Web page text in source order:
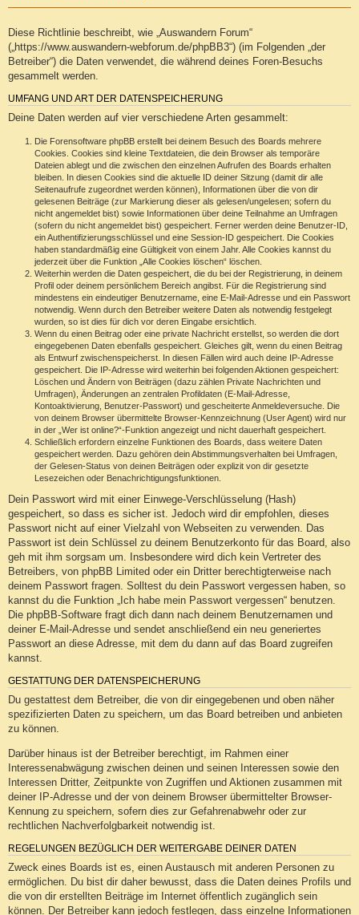
Diese Richtlinie beschreibt, wie „Auswandern Forum“
(„https://www.auswandern-webforum.de/phpBB3“) (im Folgenden „der
Betreiber“) die Daten verwendet, die während deines Foren-Besuchs
gesammelt werden.
UMFANG UND ART DER DATENSPEICHERUNG
Deine Daten werden auf vier verschiedene Arten gesammelt:
Die Forensoftware phpBB erstellt bei deinem Besuch des Boards mehrere
Cookies. Cookies sind kleine Textdateien, die dein Browser als temporäre
Dateien ablegt und die zwischen den einzelnen Aufrufen des Boards erhalten
bleiben. In diesen Cookies sind die aktuelle ID deiner Sitzung (damit dir alle
Seitenaufrufe zugeordnet werden können), Informationen über die von dir
gelesenen Beiträge (zur Markierung dieser als gelesen/ungelesen; sofern du
nicht angemeldet bist) sowie Informationen über deine Teilnahme an Umfragen
(sofern du nicht angemeldet bist) gespeichert. Ferner werden deine Benutzer-ID,
ein Authentifizierungsschlüssel und eine Session-ID gespeichert. Die Cookies
haben standardmäßig eine Gültigkeit von einem Jahr. Alle Cookies kannst du
jederzeit über die Funktion „Alle Cookies löschen“ löschen.
Weiterhin werden die Daten gespeichert, die du bei der Registrierung, in deinem
Profil oder deinem persönlichem Bereich angibst. Für die Registrierung sind
mindestens ein eindeutiger Benutzername, eine E-Mail-Adresse und ein Passwort
notwendig. Wenn durch den Betreiber weitere Daten als notwendig festgelegt
wurden, so ist dies für dich vor deren Eingabe ersichtlich.
Wenn du einen Beitrag oder eine private Nachricht erstellst, so werden die dort
eingegebenen Daten ebenfalls gespeichert. Gleiches gilt, wenn du einen Beitrag
als Entwurf zwischenspeicherst. In diesen Fällen wird auch deine IP-Adresse
gespeichert. Die IP-Adresse wird weiterhin bei folgenden Aktionen gespeichert:
Löschen und Ändern von Beiträgen (dazu zählen Private Nachrichten und
Umfragen), Änderungen an zentralen Profildaten (E-Mail-Adresse,
Kontoaktivierung, Benutzer-Passwort) und gescheiterte Anmeldeversuche. Die
von deinem Browser übermittelte Browser-Kennzeichnung (User Agent) wird nur
in der „Wer ist online?“-Funktion angezeigt und nicht dauerhaft gespeichert.
Schließlich erfordern einzelne Funktionen des Boards, dass weitere Daten
gespeichert werden. Dazu gehören dein Abstimmungsverhalten bei Umfragen,
der Gelesen-Status von deinen Beiträgen oder explizit von dir gesetzte
Lesezeichen oder Benachrichtigungsfunktionen.
Dein Passwort wird mit einer Einwege-Verschlüsselung (Hash)
gespeichert, so dass es sicher ist. Jedoch wird dir empfohlen, dieses
Passwort nicht auf einer Vielzahl von Webseiten zu verwenden. Das
Passwort ist dein Schlüssel zu deinem Benutzerkonto für das Board, also
geh mit ihm sorgsam um. Insbesondere wird dich kein Vertreter des
Betreibers, von phpBB Limited oder ein Dritter berechtigterweise nach
deinem Passwort fragen. Solltest du dein Passwort vergessen haben, so
kannst du die Funktion „Ich habe mein Passwort vergessen“ benutzen.
Die phpBB-Software fragt dich dann nach deinem Benutzernamen und
deiner E-Mail-Adresse und sendet anschließend ein neu generiertes
Passwort an diese Adresse, mit dem du dann auf das Board zugreifen
kannst.
GESTATTUNG DER DATENSPEICHERUNG
Du gestattest dem Betreiber, die von dir eingegebenen und oben näher
spezifizierten Daten zu speichern, um das Board betreiben und anbieten
zu können.
Darüber hinaus ist der Betreiber berechtigt, im Rahmen einer
Interessenabwägung zwischen deinen und seinen Interessen sowie den
Interessen Dritter, Zeitpunkte von Zugriffen und Aktionen zusammen mit
deiner IP-Adresse und der von deinem Browser übermittelter Browser-
Kennung zu speichern, sofern dies zur Gefahrenabwehr oder zur
rechtlichen Nachverfolgbarkeit notwendig ist.
REGELUNGEN BEZÜGLICH DER WEITERGABE DEINER DATEN
Zweck eines Boards ist es, einen Austausch mit anderen Personen zu
ermöglichen. Du bist dir daher bewusst, dass die Daten deines Profils und
die von dir erstellten Beiträge im Internet öffentlich zugänglich sein
können. Der Betreiber kann jedoch festlegen, dass einzelne Informationen